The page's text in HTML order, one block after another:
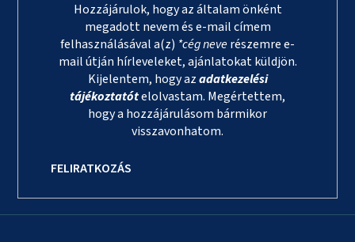
Hozzájárulok, hogy az általam önként
megadott nevem és e-mail címem
felhasználásával a(z) *cég neverészemre e-
mail útján hírleveleket, ajánlatokat küldjön.
Kijelentem, hogy azadatkezelési
tájékoztatótelolvastam. Megértettem,
hogy a hozzájárulásom bármikor
visszavonhatom.
FELIRATKOZÁS